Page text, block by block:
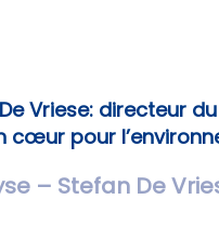
Vriese: directeur
cœur pour
– Stefan De